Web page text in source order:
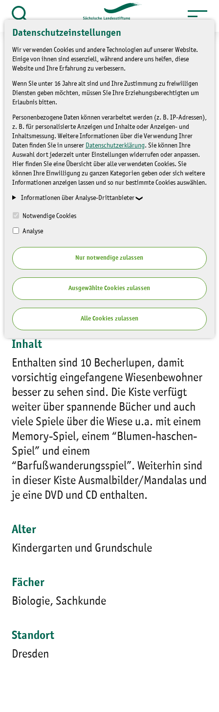
Datenschutzeinstellungen
Wir verwenden Cookies und andere Technologien auf unserer Website.
Einige von ihnen sind essenziell, während andere uns helfen, diese
Website und Ihre Erfahrung zu verbessern.
Wenn Sie unter 16 Jahre alt sind und Ihre Zustimmung zu freiwilligen
Diensten geben möchten, müssen Sie Ihre Erziehungsberechtigten um
Erlaubnis bitten.
Personenbezogene Daten können verarbeitet werden (z. B. IP-Adressen),
z. B. für personalisierte Anzeigen und Inhalte oder Anzeigen- und
Inhaltsmessung. Weitere Informationen über die Verwendung Ihrer
Daten finden Sie in unserer Datenschutzerklärung. Sie können Ihre
Auswahl dort jederzeit unter Einstellungen widerrufen oder anpassen.
Hier finden Sie eine Übersicht über alle verwendeten Cookies. Sie
können Ihre Einwilligung zu ganzen Kategorien geben oder sich weitere
Informationen anzeigen lassen und so nur bestimmte Cookies auswählen.
Informationen über Analyse-Drittanbieter
Notwendige Cookies
Analyse
Nur notwendige zulassen
Ausgewählte Cookies zulassen
Alle Cookies zulassen
Zum
Inhalt
springen
öffnen
Themen » Umweltbildung
» Umweltmedienkisten
Wiese
UMWELTMEDIENKISTEN
Schwerpunkt dieser Kiste ist die
spielerische Erfahrung der Wiese.
Inhalt
Enthalten sind 10 Becherlupen, damit
vorsichtig eingefangene Wiesenbewohner
besser zu sehen sind. Die Kiste verfügt
weiter über spannende Bücher und auch
viele Spiele über die Wiese u.a. mit einem
Memory-Spiel, einem “Blumen-haschen-
Spiel” und einem
“Barfußwanderungsspiel”. Weiterhin sind
in dieser Kiste Ausmalbilder/Mandalas und
je eine DVD und CD enthalten.
Alter
Kindergarten und Grundschule
Fächer
Biologie, Sachkunde
Standort
Dresden